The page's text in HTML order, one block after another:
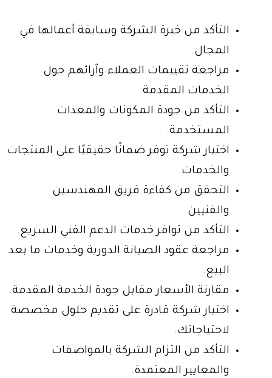
التأكد من خبرة الشركة وسابقة أعمالها في
المجال.
مراجعة تقييمات العملاء وآرائهم حول
الخدمات المقدمة.
التأكد من جودة المكونات والمعدات
المستخدمة.
اختيار شركة توفر ضمانًا حقيقيًا على المنتجات
والخدمات.
التحقق من كفاءة فريق المهندسين
والفنيين.
التأكد من توافر خدمات الدعم الفني السريع.
مراجعة عقود الصيانة الدورية وخدمات ما بعد
البيع.
مقارنة الأسعار مقابل جودة الخدمة المقدمة.
اختيار شركة قادرة على تقديم حلول مخصصة
لاحتياجاتك.
التأكد من التزام الشركة بالمواصفات
والمعايير المعتمدة.